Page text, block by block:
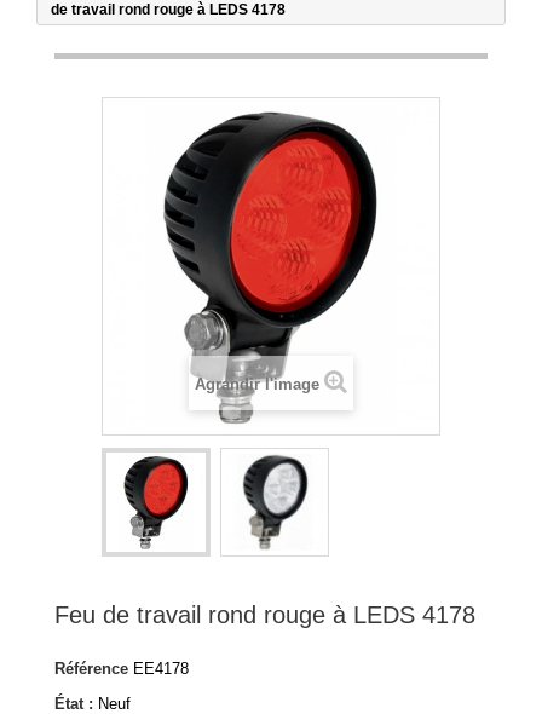
de travail rond rouge à LEDS 4178
Agrandir l'image
Feu de travail rond rouge à LEDS 4178
Référence EE4178
État : Neuf